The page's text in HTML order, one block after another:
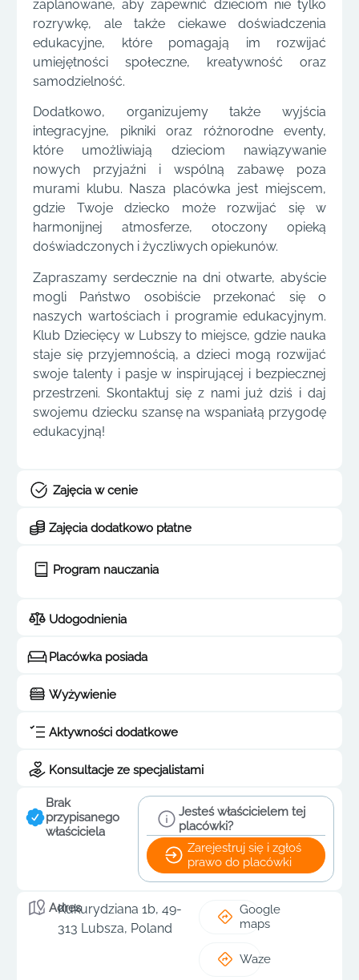
zaplanowane, aby zapewnić dzieciom nie tylko
rozrywkę, ale także ciekawe doświadczenia
edukacyjne, które pomagają im rozwijać
umiejętności społeczne, kreatywność oraz
samodzielność.
Dodatkowo, organizujemy także wyjścia
integracyjne, pikniki oraz różnorodne eventy,
które umożliwiają dzieciom nawiązywanie
nowych przyjaźni i wspólną zabawę poza
murami klubu. Nasza placówka jest miejscem,
gdzie Twoje dziecko może rozwijać się w
harmonijnej atmosferze, otoczony opieką
doświadczonych i życzliwych opiekunów.
Zapraszamy serdecznie na dni otwarte, abyście
mogli Państwo osobiście przekonać się o
naszych wartościach i programie edukacyjnym.
Klub Dziecięcy w Lubszy to miejsce, gdzie nauka
staje się przyjemnością, a dzieci mogą rozwijać
swoje talenty i pasje w inspirującej i bezpiecznej
przestrzeni. Skontaktuj się z nami już dziś i daj
swojemu dziecku szansę na wspaniałą przygodę
edukacyjną!
Zajęcia w cenie
Zajęcia dodatkowo płatne
Program nauczania
Udogodnienia
Placówka posiada
Wyżywienie
Aktywności dodatkowe
Konsultacje ze specjalistami
Brak
przypisanego
właściciela
Jesteś właścicielem tej
placówki?
Zarejestruj się i zgłoś
prawo do placówki
Adres
Kukurydziana 1b, 49-
313 Lubsza, Poland
Google
maps
Waze